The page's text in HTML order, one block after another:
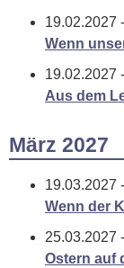
19.02.2027
Wenn
19.02.2027
Aus dem
März 2027
19.03.2027
Wenn der
25.03.2027
Ostern auf